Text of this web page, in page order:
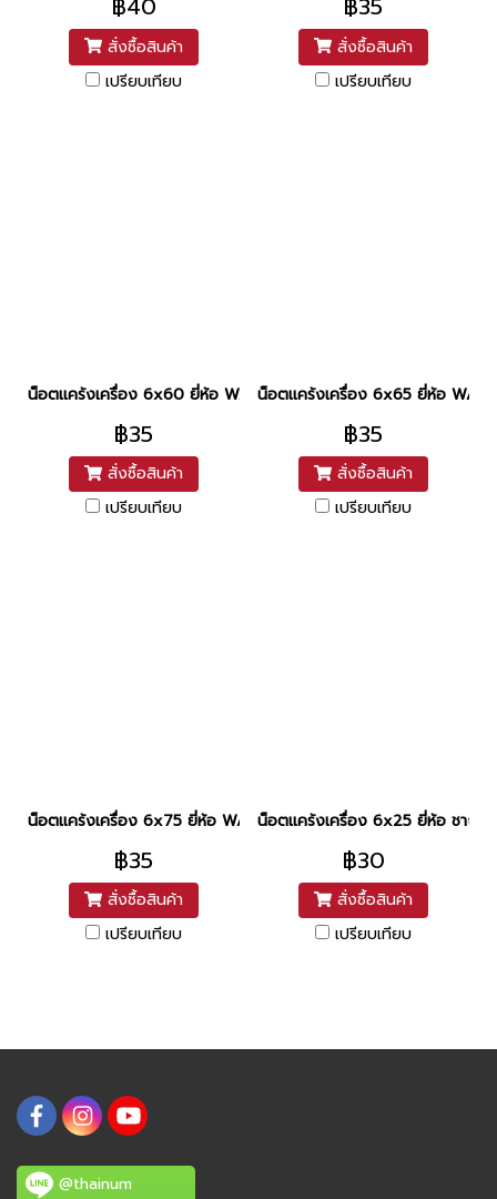
฿40
สั่งซื้อสินค้า
เปรียบเทียบ
฿35
สั่งซื้อสินค้า
เปรียบเทียบ
น็อตแคร้งเครื่อง 6x60 ยี่ห้อ WASHI
฿35
สั่งซื้อสินค้า
เปรียบเทียบ
น็อตแคร้งเครื่อง 6x65 ยี่ห้อ
฿35
สั่งซื้อสินค้า
เปรียบเทียบ
น็อตแคร้งเครื่อง 6x75 ยี่ห้อ WASHI
฿35
สั่งซื้อสินค้า
เปรียบเทียบ
น็อตแคร้งเครื่อง 6x25 ยี่ห้อ ชาญ
฿30
สั่งซื้อสินค้า
เปรียบเทียบ
@thainum